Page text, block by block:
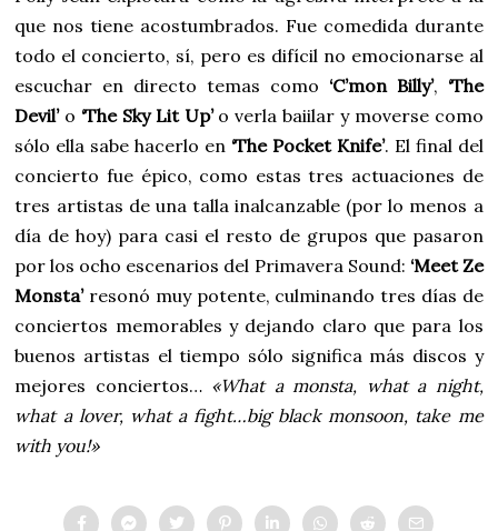
que nos tiene acostumbrados. Fue comedida durante
todo el concierto, sí, pero es difícil no emocionarse al
escuchar en directo temas como ‘C’mon Billy’, ‘The
Devil’o ‘The Sky Lit Up’o verla baiilar y moverse como
sólo ella sabe hacerlo en ‘The Pocket Knife’. El final del
concierto fue épico, como estas tres actuaciones de
tres artistas de una talla inalcanzable (por lo menos a
día de hoy) para casi el resto de grupos que pasaron
por los ocho escenarios del Primavera Sound: ‘Meet Ze
Monsta’ resonó muy potente, culminando tres días de
conciertos memorables y dejando claro que para los
buenos artistas el tiempo sólo significa más discos y
mejores conciertos… «What a monsta, what a night,
what a lover, what a fight…big black monsoon, take me
with you!»